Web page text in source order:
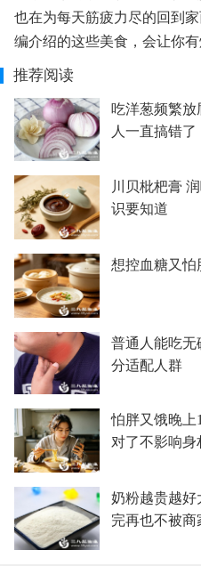
也在为每天筋疲力尽的回到
编介绍的这些美食，会让你有
推荐阅读
吃洋葱频繁
人一直搞错了
川贝枇杷膏
识要知道
想控血糖又怕
普通人能吃无
分适配人群
怕胖又饿晚上
对了不影响身
奶粉越贵越好
完再也不被商